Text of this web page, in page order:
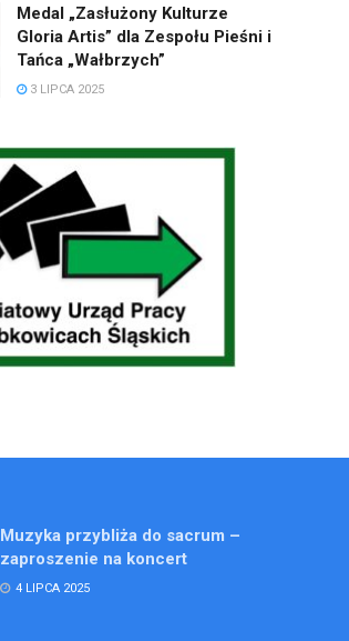
Medal „Zasłużony Kulturze
Gloria Artis” dla Zespołu Pieśni i
Tańca „Wałbrzych”
3 LIPCA 2025
Muzyka przybliża do sacrum –
zaproszenie na koncert
4 LIPCA 2025